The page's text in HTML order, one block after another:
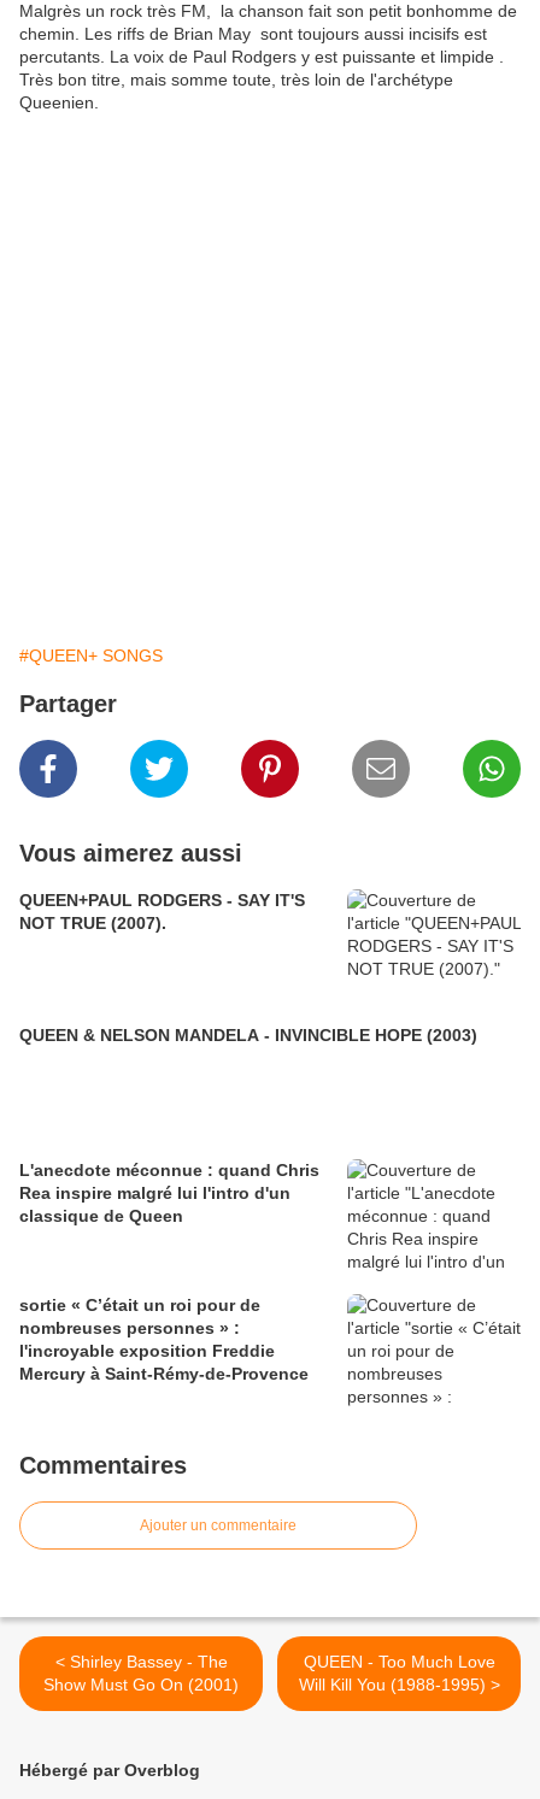
Malgrès un rock très FM, la chanson fait son petit bonhomme de
chemin. Les riffs de Brian May sont toujours aussi incisifs est
percutants. La voix de Paul Rodgers y est puissante et limpide .
Très bon titre, mais somme toute, très loin de l'archétype
Queenien.
#QUEEN+ SONGS
Partager
Vous aimerez aussi
QUEEN+PAUL RODGERS - SAY IT'S
NOT TRUE (2007).
QUEEN & NELSON MANDELA - INVINCIBLE HOPE (2003)
L'anecdote méconnue : quand Chris
Rea inspire malgré lui l'intro d'un
classique de Queen
sortie « C’était un roi pour de
nombreuses personnes » :
l'incroyable exposition Freddie
Mercury à Saint-Rémy-de-Provence
Commentaires
Ajouter un commentaire
< Shirley Bassey - The
Show Must Go On (2001)
QUEEN - Too Much Love
Will Kill You (1988-1995) >
Hébergé par Overblog